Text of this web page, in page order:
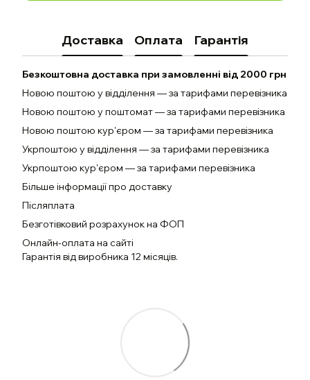
Доставка Оплата Гарантія
Безкоштовна доставка при замовленні від 2000 грн
Новою поштою у відділення — за тарифами перевізника
Новою поштою у поштомат — за тарифами перевізника
Новою поштою кур'єром — за тарифами перевізника
Укрпоштою у відділення — за тарифами перевізника
Укрпоштою кур'єром — за тарифами перевізника
Більше інформації про доставку
Післяплата
Безготівковий розрахунок на ФОП
Онлайн-оплата на сайті
Гарантія від виробника 12 місяців.